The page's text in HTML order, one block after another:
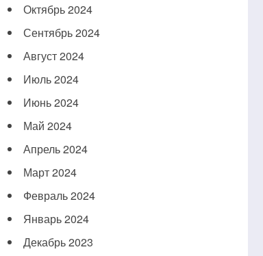
Октябрь 2024
Сентябрь 2024
Август 2024
Июль 2024
Июнь 2024
Май 2024
Апрель 2024
Март 2024
Февраль 2024
Январь 2024
Декабрь 2023